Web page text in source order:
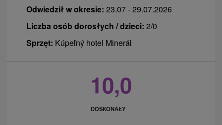
Odwiedził w okresie: 23.07 - 29.07.2026
Liczba osób dorosłych / dzieci: 2/0
Sprzęt: Kúpeľný hotel Minerál
10,0
DOSKONAŁY